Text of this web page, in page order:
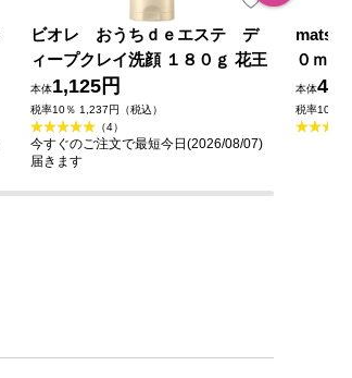
ビオレ おうちｄｅエステ デ
ィープクレイ洗顔 １８０ｇ 花王
本体1,125円
税率10％ 1,237円（税込）
（4）
今すぐのご注文で最短今日(2026/08/07)
届きます
０ｍｌ
本体
税率10％